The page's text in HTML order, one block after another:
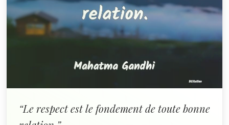
“Le respect est le fondement de toute bonne